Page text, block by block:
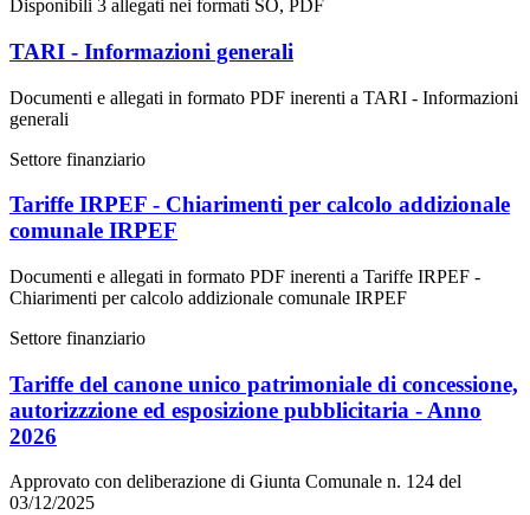
Disponibili 3 allegati nei formati SO, PDF
TARI - Informazioni generali
Documenti e allegati in formato PDF inerenti a TARI - Informazioni
generali
Settore finanziario
Tariffe IRPEF - Chiarimenti per calcolo addizionale
comunale IRPEF
Documenti e allegati in formato PDF inerenti a Tariffe IRPEF -
Chiarimenti per calcolo addizionale comunale IRPEF
Settore finanziario
Tariffe del canone unico patrimoniale di concessione,
autorizzzione ed esposizione pubblicitaria - Anno
2026
Approvato con deliberazione di Giunta Comunale n. 124 del
03/12/2025